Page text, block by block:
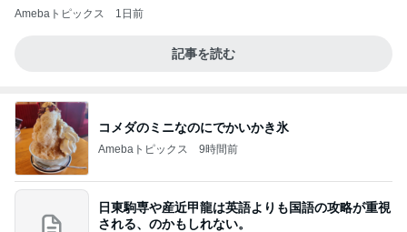
Amebaトピックス 1日前
記事を読む
コメダのミニなのにでかいかき氷
Amebaトピックス 9時間前
日東駒専や産近甲龍は英語よりも国語の攻略が重視
される、のかもしれない。